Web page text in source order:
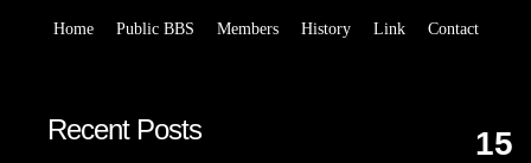
Home Public BBS Members History Link Contact
15
Recent Posts